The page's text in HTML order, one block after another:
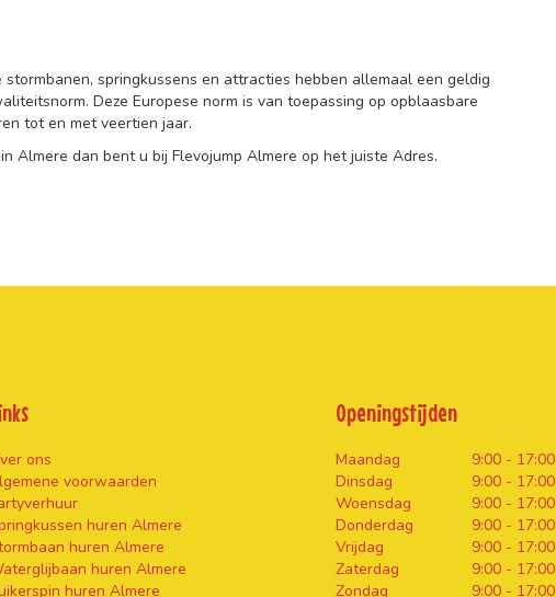
springkussens en attracties hebben allemaal een geldig
Deze Europese norm is van toepassing op opblaasbare
tot en met veertien jaar.
Almere dan bent u bij Flevojump Almere op het juiste Adres.
ons
voorwaarden
huren Almere
huren Almere
huren Almere
huren Almere
Openingstijden
Maandag
Dinsdag
Woensdag
Donderdag
Vrijdag
Zaterdag
Zondag
9:00 - 17:00
9:00 - 17:00
9:00 - 17:00
9:00 - 17:00
9:00 - 17:00
9:00 - 17:00
9:00 - 17:00